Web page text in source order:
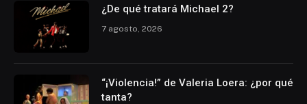
¿De qué tratará Michael 2?
7 agosto, 2026
“¡Violencia!” de Valeria Loera: ¿por qué
tanta?